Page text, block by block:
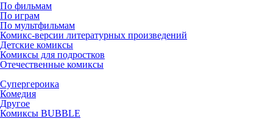
По фильмам
По играм
По мультфильмам
Комикс-версии литературных произведений
Детские комиксы
Комиксы для подростков
Отечественные комиксы
Супергероика
Комедия
Другое
Комиксы BUBBLE